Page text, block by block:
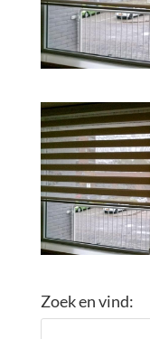
Zoek en vind: